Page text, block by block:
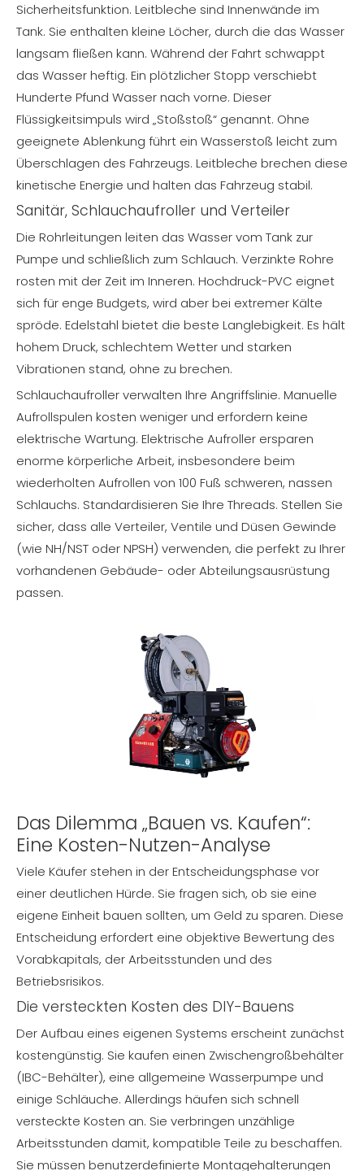
Sicherheitsfunktion. Leitbleche sind Innenwände im
Tank. Sie enthalten kleine Löcher, durch die das Wasser
langsam fließen kann. Während der Fahrt schwappt
das Wasser heftig. Ein plötzlicher Stopp verschiebt
Hunderte Pfund Wasser nach vorne. Dieser
Flüssigkeitsimpuls wird „Stoßstoß“ genannt. Ohne
geeignete Ablenkung führt ein Wasserstoß leicht zum
Überschlagen des Fahrzeugs. Leitbleche brechen diese
kinetische Energie und halten das Fahrzeug stabil.
Sanitär, Schlauchaufroller und Verteiler
Die Rohrleitungen leiten das Wasser vom Tank zur
Pumpe und schließlich zum Schlauch. Verzinkte Rohre
rosten mit der Zeit im Inneren. Hochdruck-PVC eignet
sich für enge Budgets, wird aber bei extremer Kälte
spröde. Edelstahl bietet die beste Langlebigkeit. Es hält
hohem Druck, schlechtem Wetter und starken
Vibrationen stand, ohne zu brechen.
Schlauchaufroller verwalten Ihre Angriffslinie. Manuelle
Aufrollspulen kosten weniger und erfordern keine
elektrische Wartung. Elektrische Aufroller ersparen
enorme körperliche Arbeit, insbesondere beim
wiederholten Aufrollen von 100 Fuß schweren, nassen
Schlauchs. Standardisieren Sie Ihre Threads. Stellen Sie
sicher, dass alle Verteiler, Ventile und Düsen Gewinde
(wie NH/NST oder NPSH) verwenden, die perfekt zu Ihrer
vorhandenen Gebäude- oder Abteilungsausrüstung
passen.
Das Dilemma „Bauen vs. Kaufen“:
Eine Kosten-Nutzen-Analyse
Viele Käufer stehen in der Entscheidungsphase vor
einer deutlichen Hürde. Sie fragen sich, ob sie eine
eigene Einheit bauen sollten, um Geld zu sparen. Diese
Entscheidung erfordert eine objektive Bewertung des
Vorabkapitals, der Arbeitsstunden und des
Betriebsrisikos.
Die versteckten Kosten des DIY-Bauens
Der Aufbau eines eigenen Systems erscheint zunächst
kostengünstig. Sie kaufen einen Zwischengroßbehälter
(IBC-Behälter), eine allgemeine Wasserpumpe und
einige Schläuche. Allerdings häufen sich schnell
versteckte Kosten an. Sie verbringen unzählige
Arbeitsstunden damit, kompatible Teile zu beschaffen.
Sie müssen benutzerdefinierte Montagehalterungen